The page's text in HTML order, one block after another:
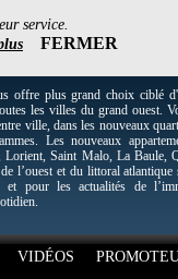
service.
FERMER
plus grand choix ciblé
les villes du grand ouest.
ville, dans les nouveaux
Les nouveaux
Lorient, Saint Malo, La Baule,
l’ouest et du littoral
et pour les actualités de
VIDÉOS